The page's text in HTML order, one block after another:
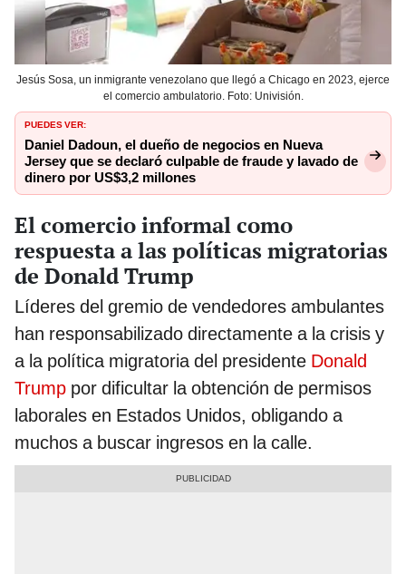
Jesús Sosa, un inmigrante venezolano que llegó a Chicago en 2023, ejerce
el comercio ambulatorio. Foto: Univisión.
PUEDES VER:
Daniel Dadoun, el dueño de negocios en Nueva
Jersey que se declaró culpable de fraude y lavado de
dinero por US$3,2 millones
El comercio informal como
respuesta a las políticas migratorias
de Donald Trump
Líderes del gremio de vendedores ambulantes
han responsabilizado directamente a la crisis y
a la política migratoria del presidente Donald
Trump por dificultar la obtención de permisos
laborales en Estados Unidos, obligando a
muchos a buscar ingresos en la calle.